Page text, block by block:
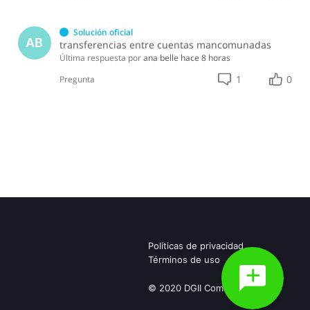
AB
Solución oficial
transferencias entre cuentas mancomunadas
Última respuesta porana belle hace 8 horas
Pregunta
1 0
Políticas de privacidad
Términos de uso
© 2020 DGII Community